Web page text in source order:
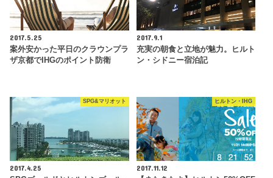
2017.5.25
案外安かった平日のクラウンプラ
ザ京都でIHGのポイント防衛
2017.9.1
充実の朝食と立地が魅力。ヒルト
ン・シドニー宿泊記
SPG&マリオット
2017.4.25
ヒルトン・IHG
2017.11.12